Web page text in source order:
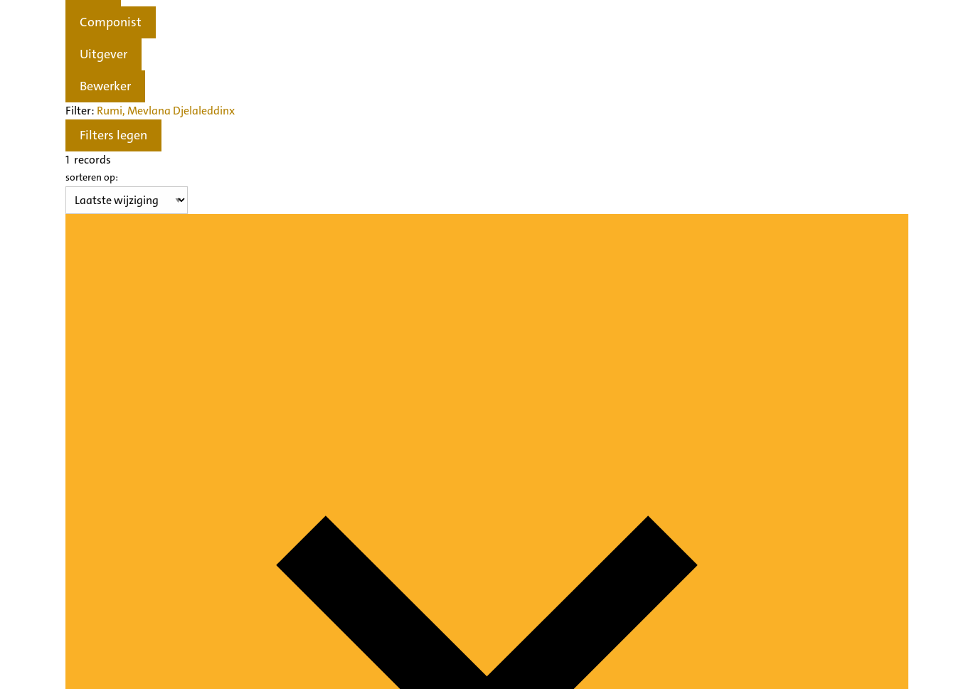
Componist
Uitgever
Bewerker
Filter: Rumi, Mevlana Djelaleddinx
Filters legen
1 records
sorteren op: